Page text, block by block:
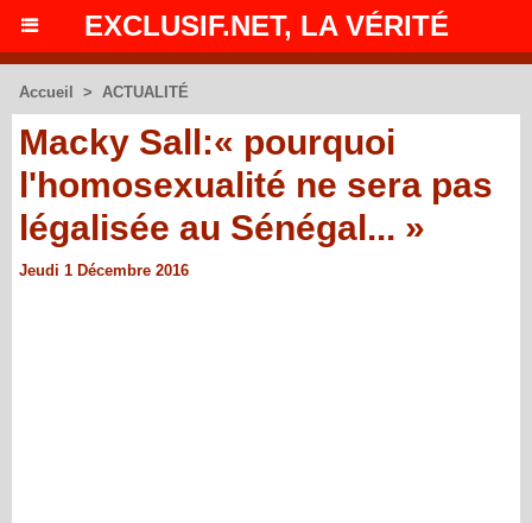
EXCLUSIF.NET, LA VÉRITÉ
Accueil > ACTUALITÉ
Macky Sall:« pourquoi
l'homosexualité ne sera pas
légalisée au Sénégal... »
Jeudi 1 Décembre 2016